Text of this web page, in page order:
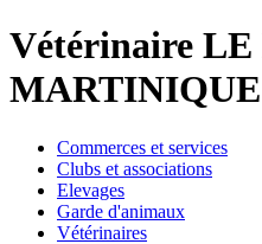
Vétérinaire
MARTINIQUE
Commerces et services
Clubs et associations
Elevages
Garde d'animaux
Vétérinaires